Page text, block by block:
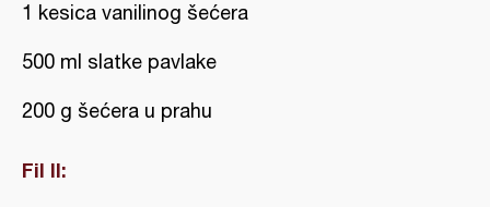
1 kesica vanilinog šećera
500 ml slatke pavlake
200 g šećera u prahu
Fil II: